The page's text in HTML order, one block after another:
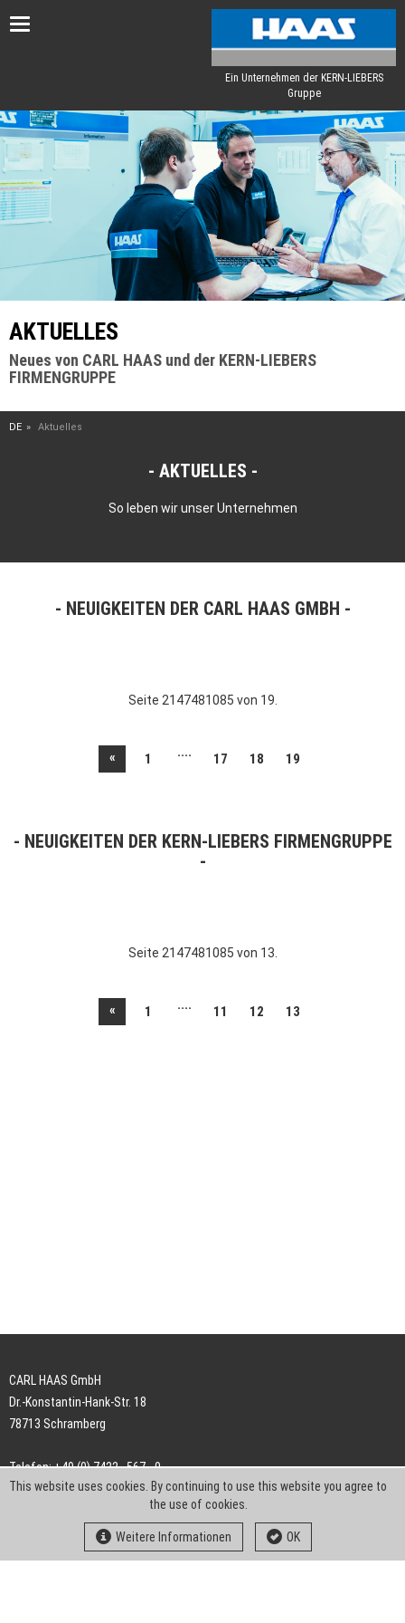
Toggle
Ein Unternehmen der KERN-LIEBERS
Gruppe
AKTUELLES
Neues von CARL HAAS und der KERN-LIEBERS
FIRMENGRUPPE
DE Aktuelles
AKTUELLES
So leben wir unser Unternehmen
NEUIGKEITEN DER CARL HAAS GMBH
Seite 2147481085 von 19.
« 1 .... 17 18 19
NEUIGKEITEN DER KERN-LIEBERS FIRMENGRUPPE
Seite 2147481085 von 13.
« 1 .... 11 12 13
CARL HAAS GmbH
Dr.-Konstantin-Hank-Str. 18
78713 Schramberg
Telefon: +49 (0) 7422 . 567 - 0
Telefax: +49 (0) 7422 . 567 - 239
info-ch@kern-liebers.com
This website uses cookies. By continuing to use this website you agree to
the use of cookies.
Weitere Informationen OK